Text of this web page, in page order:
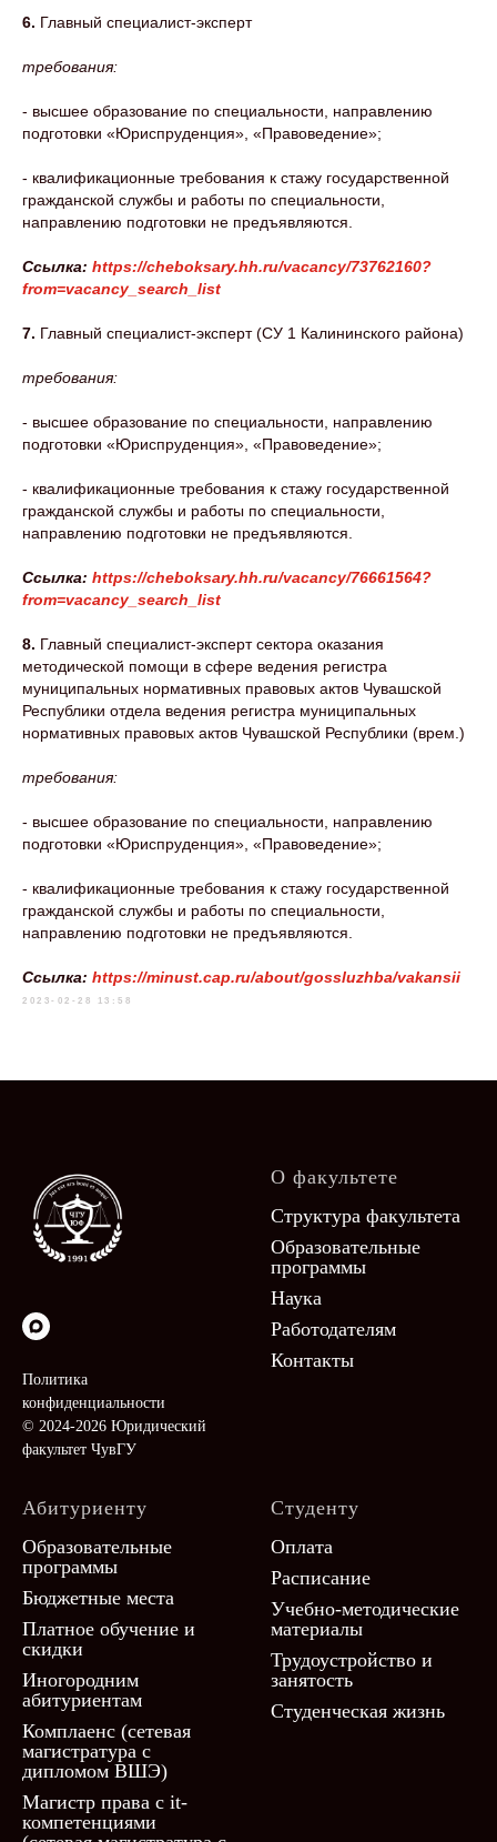
6. Главный специалист-эксперт
требования:
- высшее образование по специальности, направлению
подготовки «Юриспруденция», «Правоведение»;
- квалификационные требования к стажу государственной
гражданской службы и работы по специальности,
направлению подготовки не предъявляются.
Ссылка: https://cheboksary.hh.ru/vacancy/73762160?
from=vacancy_search_list
7. Главный специалист-эксперт (СУ 1 Калининского района)
требования:
- высшее образование по специальности, направлению
подготовки «Юриспруденция», «Правоведение»;
- квалификационные требования к стажу государственной
гражданской службы и работы по специальности,
направлению подготовки не предъявляются.
Ссылка: https://cheboksary.hh.ru/vacancy/76661564?
from=vacancy_search_list
8. Главный специалист-эксперт сектора оказания
методической помощи в сфере ведения регистра
муниципальных нормативных правовых актов Чувашской
Республики отдела ведения регистра муниципальных
нормативных правовых актов Чувашской Республики (врем.)
требования:
- высшее образование по специальности, направлению
подготовки «Юриспруденция», «Правоведение»;
- квалификационные требования к стажу государственной
гражданской службы и работы по специальности,
направлению подготовки не предъявляются.
Ссылка: https://minust.cap.ru/about/gossluzhba/vakansii
2023-02-28 13:58
Политика
конфиденциальности
© 2024-2026 Юридический
факультет ЧувГУ
О факультете
Структура факультета
Образовательные
программы
Наука
Работодателям
Контакты
Абитуриенту
Образовательные
программы
Бюджетные места
Платное обучение и
скидки
Иногородним
абитуриентам
Комплаенс (сетевая
магистратура с
дипломом ВШЭ)
Магистр права с it-
компетенциями
Студенту
Оплата
Расписание
Учебно-методические
материалы
Трудоустройство и
занятость
Студенческая жизнь